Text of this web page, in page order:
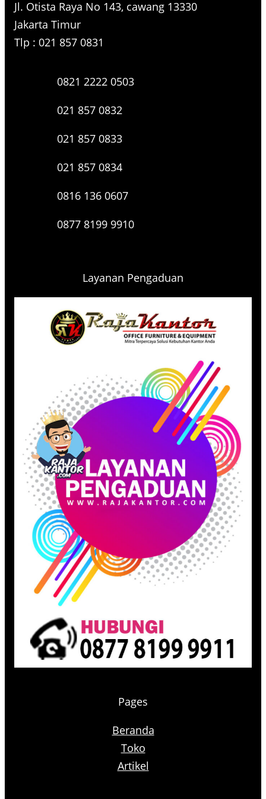
Jl. Otista Raya No 143, cawang 13330
Jakarta Timur
Tlp : 021 857 0831
0821 2222 0503
021 857 0832
021 857 0833
021 857 0834
0816 136 0607
0877 8199 9910
Layanan Pengaduan
Pages
Beranda
Toko
Artikel